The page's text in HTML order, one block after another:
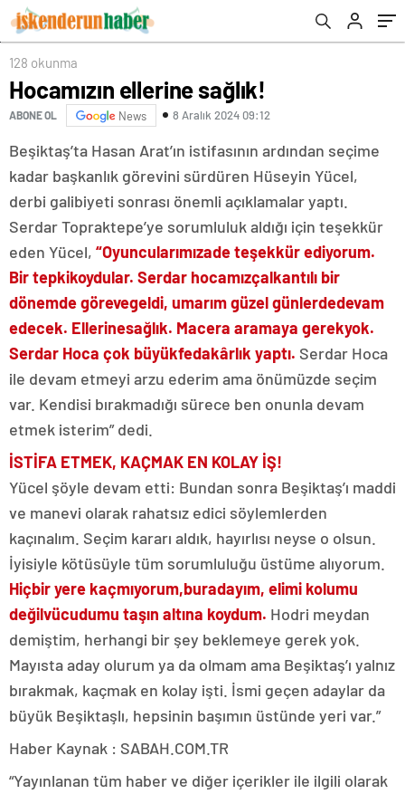
128 okunma
Hocamızın ellerine sağlık!
ABONE OL News 8 Aralık 2024 09:12
Beşiktaş’ta Hasan Arat’ın istifasının ardından seçime
kadar başkanlık görevini sürdüren Hüseyin Yücel,
derbi galibiyeti sonrası önemli açıklamalar yaptı.
Serdar Topraktepe’ye sorumluluk aldığı için teşekkür
eden Yücel, “Oyuncularımızade teşekkür ediyorum.
Bir tepkikoydular. Serdar hocamızçalkantılı bir
dönemde görevegeldi, umarım güzel günlerdedevam
edecek. Ellerinesağlık. Macera aramaya gerekyok.
Serdar Hoca çok büyükfedakârlık yaptı. Serdar Hoca
ile devam etmeyi arzu ederim ama önümüzde seçim
var. Kendisi bırakmadığı sürece ben onunla devam
etmek isterim” dedi.
İSTİFA ETMEK, KAÇMAK EN KOLAY İŞ!
Yücel şöyle devam etti: Bundan sonra Beşiktaş’ı maddi
ve manevi olarak rahatsız edici söylemlerden
kaçınalım. Seçim kararı aldık, hayırlısı neyse o olsun.
İyisiyle kötüsüyle tüm sorumluluğu üstüme alıyorum.
Hiçbir yere kaçmıyorum,buradayım, elimi kolumu
değilvücudumu taşın altına koydum. Hodri meydan
demiştim, herhangi bir şey beklemeye gerek yok.
Mayısta aday olurum ya da olmam ama Beşiktaş’ı yalnız
bırakmak, kaçmak en kolay işti. İsmi geçen adaylar da
büyük Beşiktaşlı, hepsinin başımın üstünde yeri var.”
Haber Kaynak : SABAH.COM.TR
“Yayınlanan tüm haber ve diğer içerikler ile ilgili olarak